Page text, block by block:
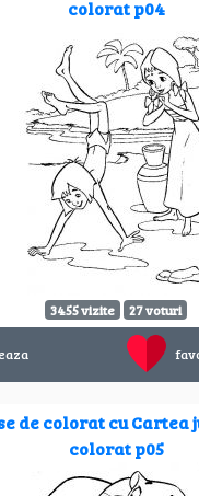
colorat p04
3455 vizite 27 voturi
de colorat cu Cartea
colorat p05